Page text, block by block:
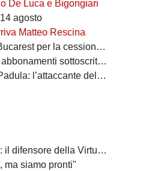
De Luca e Bigongiari
agosto
Matteo Rescina
cessione di Matthias Verreth
sottoscritti per la Serie C
del Torino arriva in prestito
Entella verso il prestito in gialloblù
ma siamo pronti"